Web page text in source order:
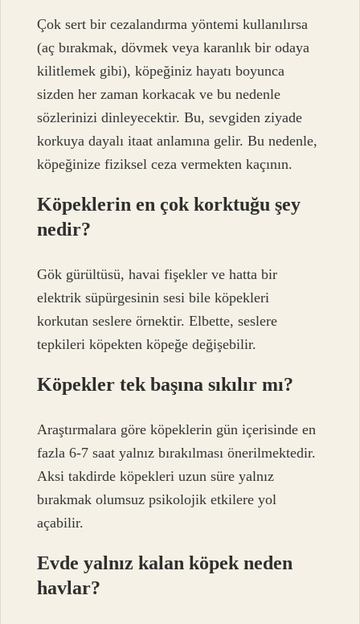
Çok sert bir cezalandırma yöntemi kullanılırsa
(aç bırakmak, dövmek veya karanlık bir odaya
kilitlemek gibi), köpeğiniz hayatı boyunca
sizden her zaman korkacak ve bu nedenle
sözlerinizi dinleyecektir. Bu, sevgiden ziyade
korkuya dayalı itaat anlamına gelir. Bu nedenle,
köpeğinize fiziksel ceza vermekten kaçının.
Köpeklerin en çok korktuğu şey
nedir?
Gök gürültüsü, havai fişekler ve hatta bir
elektrik süpürgesinin sesi bile köpekleri
korkutan seslere örnektir. Elbette, seslere
tepkileri köpekten köpeğe değişebilir.
Köpekler tek başına sıkılır mı?
Araştırmalara göre köpeklerin gün içerisinde en
fazla 6-7 saat yalnız bırakılması önerilmektedir.
Aksi takdirde köpekleri uzun süre yalnız
bırakmak olumsuz psikolojik etkilere yol
açabilir.
Evde yalnız kalan köpek neden
havlar?